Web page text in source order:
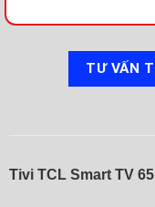
TƯ VẤN
Tivi TCL Smart TV